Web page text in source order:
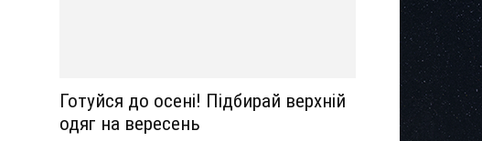
Готуйся до осені! Підбирай верхній
одяг на вересень